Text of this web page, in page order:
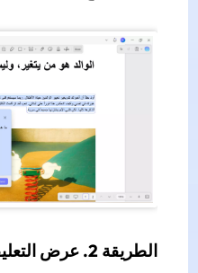
الطريقة 2. عرض التعليقات في PDF بالكامل